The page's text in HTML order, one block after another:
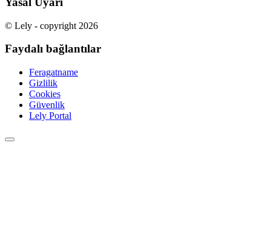
© Lely - copyright 2026
Faydalı bağlantılar
Feragatname
Gizlilik
Cookies
Güvenlik
Lely Portal